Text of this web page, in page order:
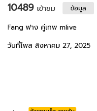
10489 เข้าชม ข้อมูล
Fang ฟาง คู่เทพ mlive
วันที่โพส สิงหาคม 27, 2025